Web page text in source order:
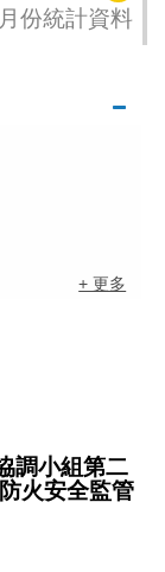
份統計資料
+ 更多
調小組第二
火安全監管